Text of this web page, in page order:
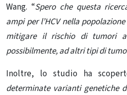
Wang. “Spero che questa
ampi per l’HCV nella
mitigare il rischio di tumori
possibilmente, ad altri tipi di
Inoltre, lo studio ha
determinate varianti genetiche